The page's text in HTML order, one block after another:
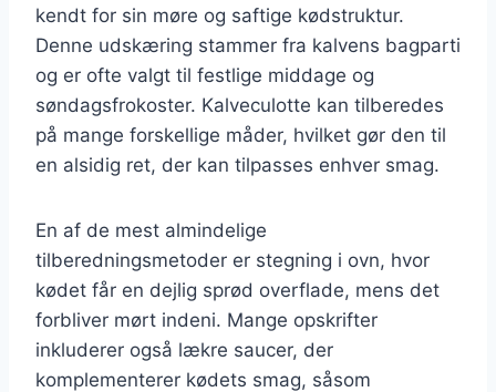
kendt for sin møre og saftige kødstruktur.
Denne udskæring stammer fra kalvens bagparti
og er ofte valgt til festlige middage og
søndagsfrokoster. Kalveculotte kan tilberedes
på mange forskellige måder, hvilket gør den til
en alsidig ret, der kan tilpasses enhver smag.
En af de mest almindelige
tilberedningsmetoder er stegning i ovn, hvor
kødet får en dejlig sprød overflade, mens det
forbliver mørt indeni. Mange opskrifter
inkluderer også lækre saucer, der
komplementerer kødets smag, såsom